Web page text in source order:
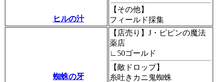
ヒルの汁
【その他】
フィールド採集
蜘蛛の牙
【店売り】J・ピピンの魔法
薬店
∟50ゴールド
【敵ドロップ】
糸吐きカニ鬼蜘蛛